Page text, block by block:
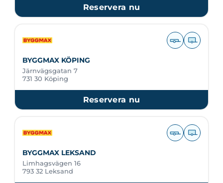
Reservera nu
BYGGMAX KÖPING
Järnvägsgatan 7
731 30 Köping
Reservera nu
BYGGMAX LEKSAND
Limhagsvägen 16
793 32 Leksand